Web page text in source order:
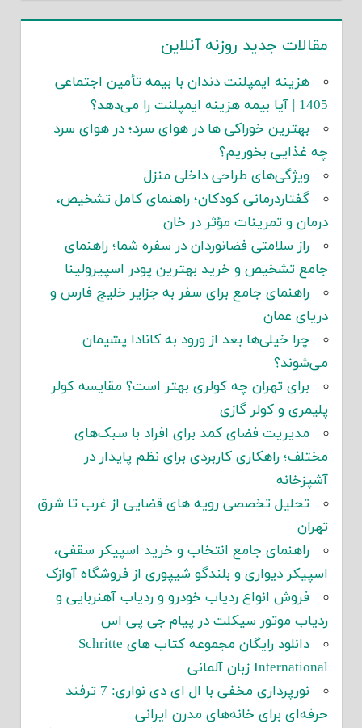
مقالات جدید روزنه آنلاین
هزینه ایمپلنت دندان با بیمه تأمین اجتماعی
1405 | آیا بیمه هزینه ایمپلنت را می‌دهد؟
بهترین خوراکی ها در هوای سرد؛ در هوای سرد
چه غذایی بخوریم؟
ویژگی‌های طراحی داخلی منزل
گفتاردرمانی کودکان؛ راهنمای کامل تشخیص،
درمان و تمرینات مؤثر در خان
راز سلامتی فضانوردان در سفره شما؛ راهنمای
جامع تشخیص و خرید بهترین پودر اسپیرولینا
راهنمای جامع برای سفر به جزایر خلیج فارس و
دریای عمان
چرا خیلی‌ها بعد از ورود به کانادا پشیمان
می‌شوند؟
برای تهران چه کولری بهتر است؟ مقایسه کولر
پلیمری و کولر گازی
مدیریت فضای کمد برای افراد با سبک‌های
مختلف؛ راهکاری کاربردی برای نظم پایدار در
آشپزخانه
تحلیل تخصصی رویه های قضایی از غرب تا شرق
تهران
راهنمای جامع انتخاب و خرید اسپیکر سقفی،
اسپیکر دیواری و بلندگو شیپوری از فروشگاه آوازک
فروش انواع ردیاب خودرو و ردیاب آهنربایی و
ردیاب موتور سیکلت در پیام جی پی اس
دانلود رایگان مجموعه کتاب های Schritte
International زبان آلمانی
نورپردازی مخفی با ال ای دی نواری: 7 ترفند
حرفه‌ای برای خانه‌های مدرن ایرانی